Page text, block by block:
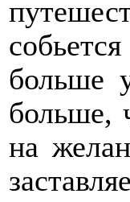
больше
больше,
на